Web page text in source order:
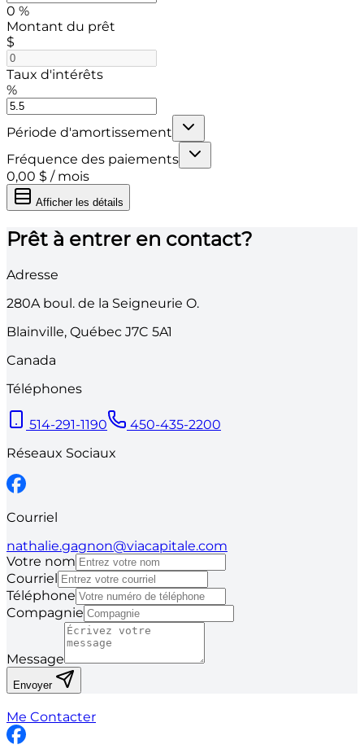
0 %
Montant du prêt
$
Taux d'intérêts
%
Période d'amortissement
Fréquence des paiements
0,00 $ / mois
Afficher les détails
Prêt à entrer en contact?
Adresse
280A boul. de la Seigneurie O.
Blainville, Québec J7C 5A1
Canada
Téléphones
514-291-1190
450-435-2200
Réseaux Sociaux
Courriel
nathalie.gagnon@viacapitale.com
Votre nom
Courriel
Téléphone
Compagnie
Message
Envoyer
Me Contacter